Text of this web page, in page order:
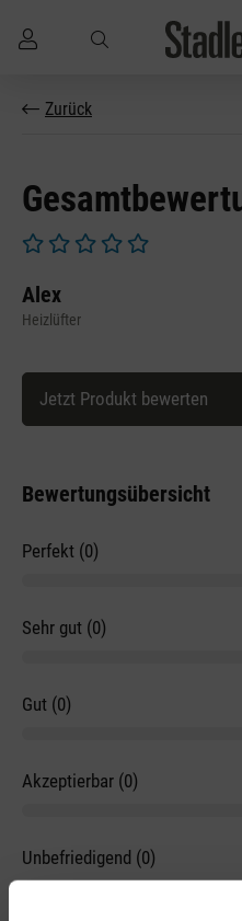
Zum Hauptinhalt springen
Zurück
Alex
Heizlüfter
Jetzt Produkt bewerten
Bewertungsübersicht
Perfekt (0)
Sehr gut (0)
Gut (0)
Akzeptierbar (0)
Unbefriedigend (0)